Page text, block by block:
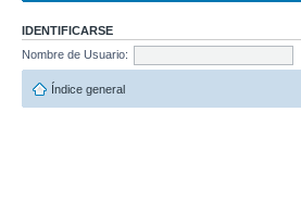
IDENTIFICARSE
Nombre de Usuario:
Índice general